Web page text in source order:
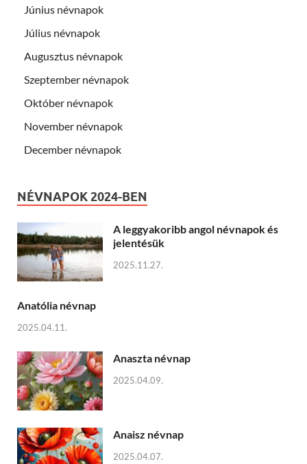
Június névnapok
Július névnapok
Augusztus névnapok
Szeptember névnapok
Október névnapok
November névnapok
December névnapok
NÉVNAPOK 2024-BEN
A leggyakoribb angol névnapok és
jelentésük
2025.11.27.
Anatólia névnap
2025.04.11.
Anaszta névnap
2025.04.09.
Anaisz névnap
2025.04.07.